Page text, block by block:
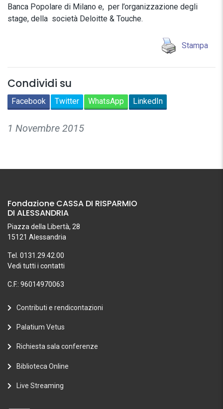
Banca Popolare di Milano e, per l’organizzazione degli
stage, della società Deloitte & Touche.
Stampa
Condividi su
Facebook Twitter WhatsApp LinkedIn
1 Novembre 2015
Fondazione CASSA DI RISPARMIO
DI ALESSANDRIA
Piazza della Libertà, 28
15121 Alessandria
Tel. 0131.29.42.00
Vedi tutti i contatti
C.F.: 96014970063
Contributi e rendicontazioni
Palatium Vetus
Richiesta sala conferenze
Biblioteca Online
Live Streaming